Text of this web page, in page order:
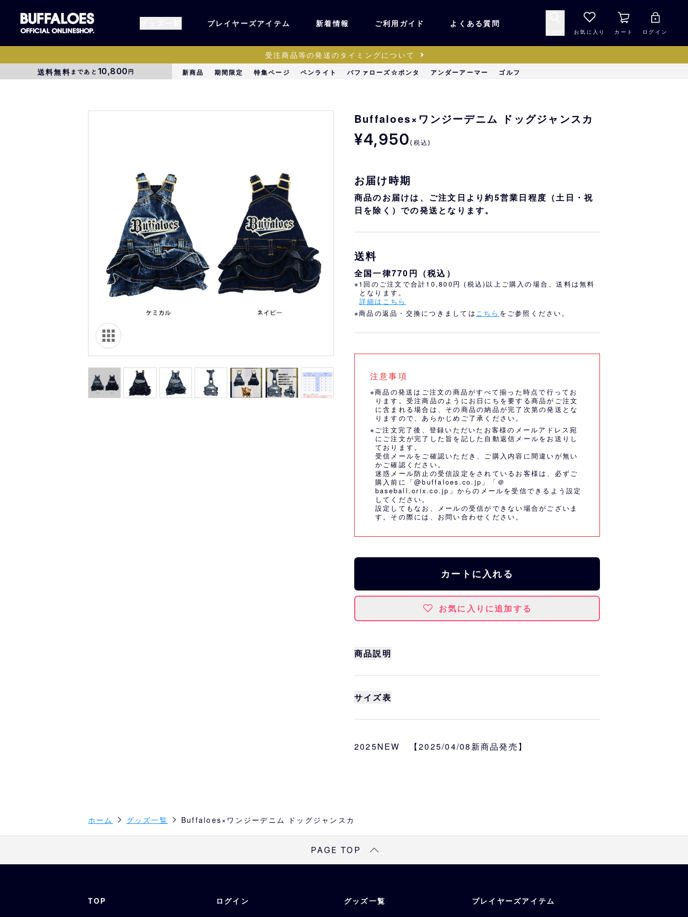
すべてのグッズ オーセンティック
ユニフォーム・ワッ
キャップ・ヘルメッ
タオル各種 アパレル キッズ・ベビー バッグ
ローズ☆ポンタ
ステーショナリー・
キーホルダー シークレット 1000円未満
1000円以上3000円
オリ達におすすめ オリ姫におすすめ オリっこにおすすめ SPECIAL PRICE
プレイヤーズアイテム 新着情報 ご利用ガイド よくある質問
お気に入り カート ログイン
受注商品等の発送のタイミングについて
送料無料まであと 10,800円 新商品 期間限定 特集ページ ペンライト バファローズ☆ポンタ アンダーアーマー ゴルフ
Buffaloes×ワンジーデニム ドッグジャンスカ
¥4,950(税込)
お届け時期
商品のお届けは、ご注文日より約5営業日程度（土日・祝
日を除く）での発送となります。
送料
全国一律770円（税込）
※1回のご注文で合計10,800円 (税込)以上ご購入の場合、送料は無料
となります。
詳細はこちら
※商品の返品・交換につきましては こちら をご参照ください。
注意事項
※商品の発送はご注文の商品がすべて揃った時点で行ってお
ります。受注商品のようにお日にちを要する商品がご注文
に含まれる場合は、その商品の納品が完了次第の発送とな
りますので、あらかじめご了承ください。
※ご注文完了後、登録いただいたお客様のメールアドレス宛
にご注文が完了した旨を記した自動返信メールをお送りし
ております。
受信メールをご確認いただき、ご購入内容に間違いが無い
かご確認ください。
迷惑メール防止の受信設定をされているお客様は、必ずご
購入前に「@buffaloes.co.jp」「＠
baseball.orix.co.jp」からのメールを受信できるよう設定
してください。
設定してもなお、メールの受信ができない場合がございま
す。その際には、 お問い合わせください。
カートに入れる
お気に入りに追加する
商品説明
スカートのフリルがかわいいドッグウェアが登場！
です。肩紐で長さの調節が可能です。
サイズ
カラー
サイズ表
M 約24~27cm 約32~36cm 約25cm
3L 約40~44cm 約50~59cm 約36.5cm
※ DMサイズは胴回りがLサイズと同じでサイズで、着丈を
2025NEW 【2025/04/08新商品発売】
ホーム グッズ一覧 Buffaloes×ワンジーデニム ドッグジャンスカ
PAGE TOP
TOP ログイン グッズ一覧 プレイヤーズアイテム